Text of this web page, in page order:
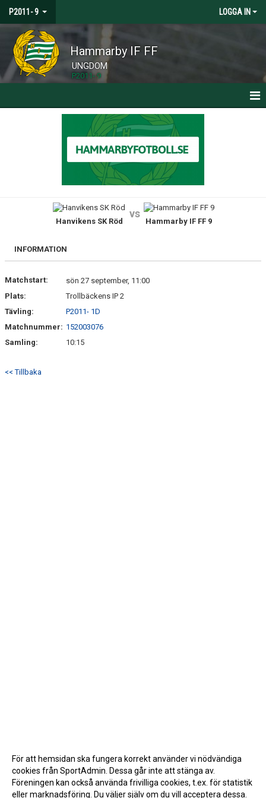
P2011- 9 LOGGA IN
Hammarby IF FF
UNGDOM
P2011- 9
DOKUMENT
KONTAKT
Hanvikens SK Röd
vs
Hammarby IF FF 9
INFORMATION
Matchstart:
sön 27 september, 11:00
Plats:
Trollbäckens IP 2
Tävling:
P2011- 1D
Matchnummer: 152003076
Samling:
10:15
<< Tillbaka
För att hemsidan ska fungera korrekt använder vi nödvändiga
cookies från SportAdmin. Dessa går inte att stänga av.
Föreningen kan också använda frivilliga cookies, t.ex. för statistik
eller marknadsföring. Du väljer själv om du vill acceptera dessa.